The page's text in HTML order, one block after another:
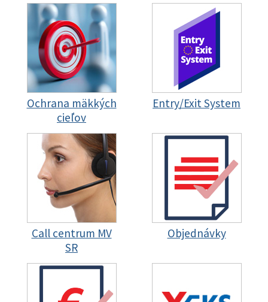
Ochrana mäkkých
cieľov
Entry/Exit System
Call centrum MV
SR
Objednávky